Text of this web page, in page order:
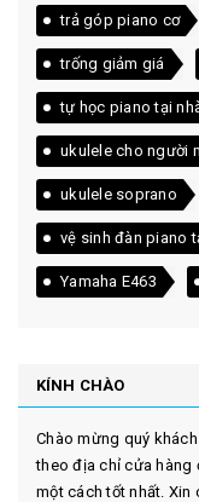
trả góp piano cơ
trống giảm giá
tự học piano tại
ukulele cho người
ukulele soprano
vệ sinh đàn piano
Yamaha E463
KÍNH CHÀO
Chào mừng quý
theo địa chỉ cửa hàng
một cách tốt nhất. Xin